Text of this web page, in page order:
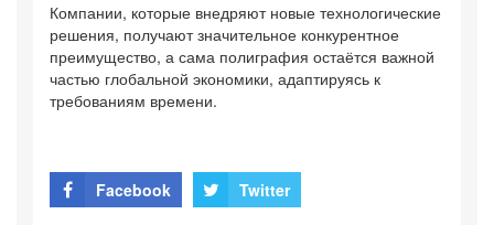
Компании, которые внедряют новые технологические
решения, получают значительное конкурентное
преимущество, а сама полиграфия остаётся важной
частью глобальной экономики, адаптируясь к
требованиям времени.
Facebook Twitter